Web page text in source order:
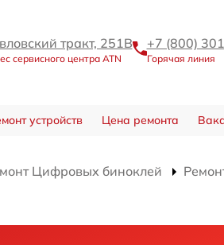
тракт, 251В
сервисного центра ATN
+7 (800)
Горячая линия
устройств Цена ремонта
Цифровых биноклей